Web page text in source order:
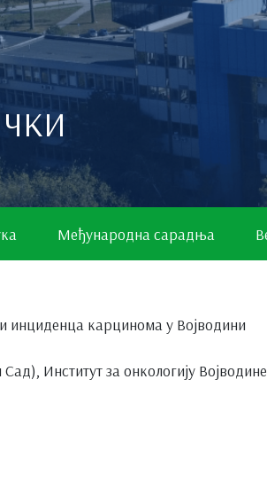
Међународна сарадња
инциденца карцинома у Војводини
Институт за онкологију